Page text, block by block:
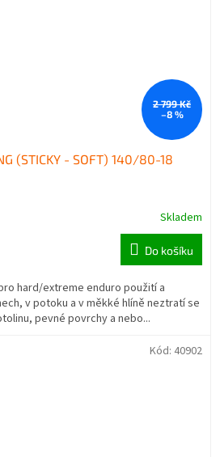
2 799 Kč
–8 %
(STICKY - SOFT) 140/80-18
Skladem
Do košíku
hard/extreme enduro použití a
v potoku a v měkké hlíně neztratí se
pevné povrchy a nebo...
Kód: 40902